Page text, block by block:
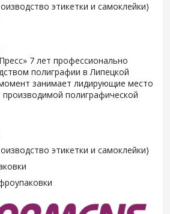
этикетки и самоклейки)
7 лет профессионально
полиграфии в Липецкой
занимает лидирующие место
производимой полиграфической
этикетки и самоклейки)